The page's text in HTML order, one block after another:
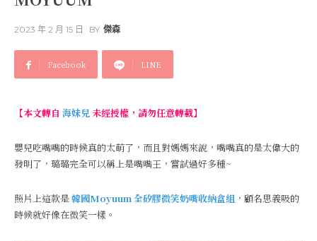
2023 年 2 月 15 日 BY 傑森
Facebook LINE
【本文轉自 海妹兒未經授權，請勿任意轉載】
嬰兒吃嘴嘴的時候真的太萌了，而且對媽媽來說，嘴嘴真的是太偉大的
發明了，璐璐完全可以稱上是嘴嘴王，嘗試過好多種~
照片上這款是韓國Moyuum全矽膠微笑奶嘴收納盒組 ，顧名思義吸的
時候就好像在微笑一樣。